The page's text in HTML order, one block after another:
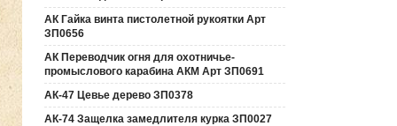
АК Гайка винта пистолетной рукоятки Арт
ЗП0656
АК Переводчик огня для охотничье-
промыслового карабина АКМ Арт ЗП0691
АК-47 Цевье дерево ЗП0378
АК-74 Защелка замедлителя курка ЗП0027